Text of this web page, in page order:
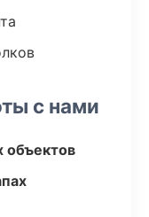
с нами
объектов